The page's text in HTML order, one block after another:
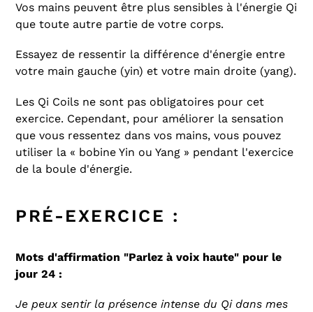
Vos mains peuvent être plus sensibles à l'énergie Qi
que toute autre partie de votre corps.
Essayez de ressentir la différence d'énergie entre
votre main gauche (yin) et votre main droite (yang).
Les Qi Coils ne sont pas obligatoires pour cet
exercice. Cependant, pour améliorer la sensation
que vous ressentez dans vos mains, vous pouvez
utiliser la « bobine Yin ou Yang » pendant l'exercice
de la boule d'énergie.
PRÉ-EXERCICE :
Mots d'affirmation "Parlez à voix haute" pour le
jour 24 :
Je peux sentir la présence intense du Qi dans mes